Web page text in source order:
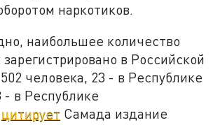
наркотиков.
наибольшее количество
в Российской
человека, 23 - в Республике
- в Республике
цитирует Самада издание